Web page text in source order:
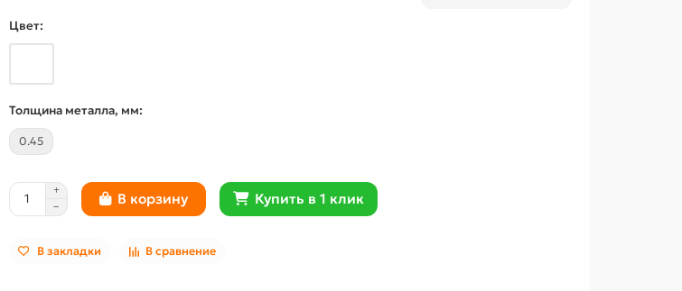
Цвет:
Толщина металла, мм:
0.45
В корзину Купить в 1 клик
В закладки В сравнение